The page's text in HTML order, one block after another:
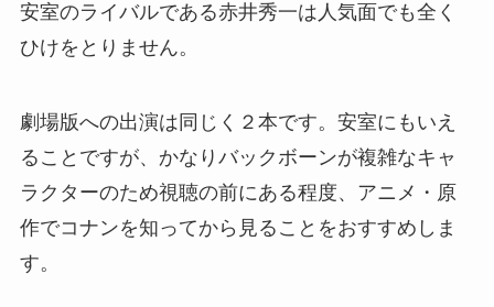
安室のライバルである赤井秀一は人気面でも全く
ひけをとりません。
劇場版への出演は同じく２本です。安室にもいえ
ることですが、かなりバックボーンが複雑なキャ
ラクターのため視聴の前にある程度、アニメ・原
作でコナンを知ってから見ることをおすすめしま
す。